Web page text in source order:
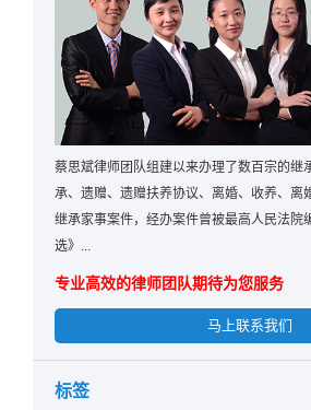
蔡思斌律师团队组建以来办理了数百宗的继
承、遗赠、遗赠扶养协议、离婚、收养、离
继承家事案件，经办案件曾被最高人民法院
选》...
专业高效的律师团队期待为您服务
马上联系我们
标签